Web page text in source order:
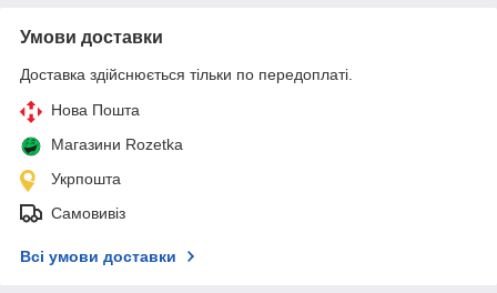
Умови доставки
Доставка здійснюється тільки по передоплаті.
Нова Пошта
Магазини Rozetka
Укрпошта
Самовивіз
Всі умови доставки